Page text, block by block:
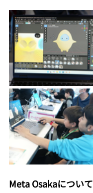
Meta Osakaについて